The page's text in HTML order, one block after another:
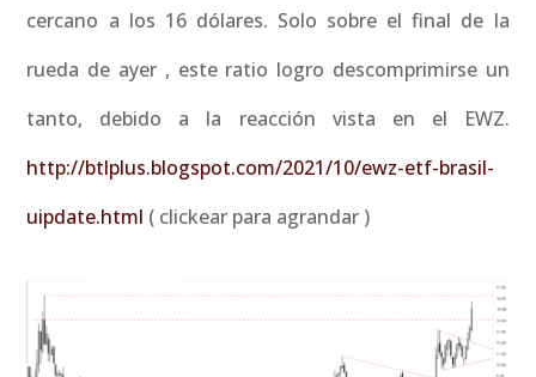
cercano a los 16 dólares. Solo sobre el final de la
rueda de ayer , este ratio logro descomprimirse un
tanto, debido a la reacción vista en el EWZ.
http://btlplus.blogspot.com/2021/10/ewz-etf-brasil-
uipdate.html ( clickear para agrandar )